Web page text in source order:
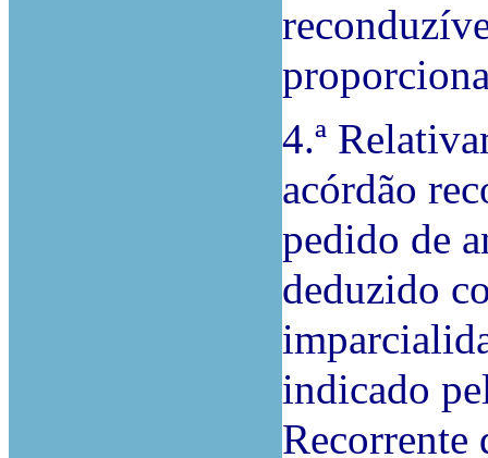
4.ª
acórdão
pedido de
deduzido
indicado
Recorrente